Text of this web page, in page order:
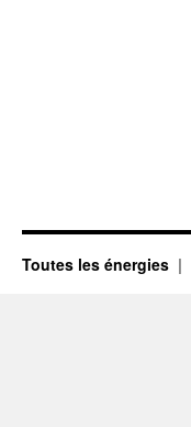
Toutes les énergies